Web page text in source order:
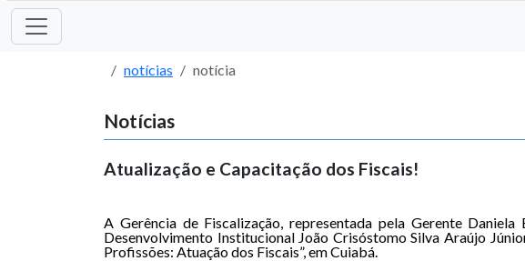
notícias notícia
Notícias
Atualização e Capacitação dos Fiscais!
A Gerência de Fiscalização, representada pela Gerente
Desenvolvimento Institucional João Crisóstomo Silva Araújo
Profissões: Atuação dos Fiscais”, em Cuiabá.